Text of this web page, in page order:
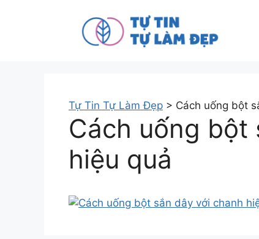
Tự Tin Tự Làm Đẹp > Cách uống bột
Cách uống bột
hiệu quả